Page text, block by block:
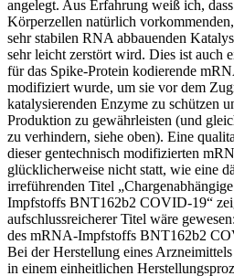
angelegt. Aus Erfahrung weiß ich,
Körperzellen natürlich
sehr stabilen RNA abbauenden
sehr leicht zerstört wird. Dies ist auch
für das Spike-Protein kodierende
modifiziert wurde, um sie vor dem
katalysierenden Enzyme zu schützen
Produktion zu gewährleisten (und
zu verhindern, siehe oben). Eine
dieser gentechnisch modifizierten
glücklicherweise nicht statt, wie eine
irreführenden Titel
Impfstoffs BNT162b2 COVID-19“
aufschlussreicherer Titel wäre
des mRNA-Impfstoffs BNT162b2
Bei der Herstellung eines
in einem einheitlichen